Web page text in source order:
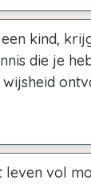
kind,
die je
vol